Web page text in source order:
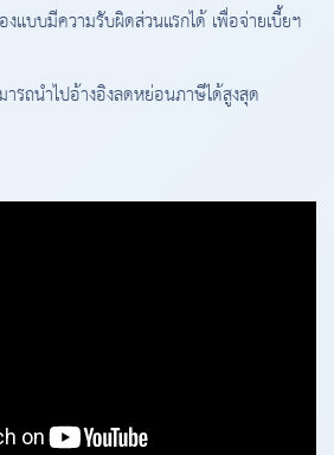
แบบมีความรับผิดส่วนแรกได้ เพื่อจ่ายเบี้ยฯ
รถนำไปอ้างอิงลดหย่อนภาษีได้สูงสุด